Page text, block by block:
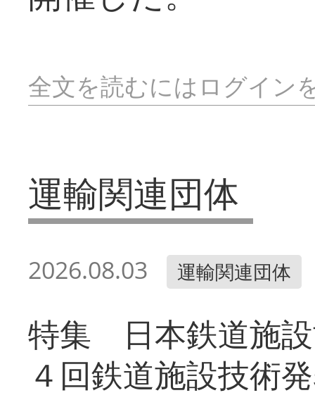
全文を読むにはログイン
運輸関連団体
2026.08.03 運輸関連団体
特集 日本鉄道施
４回鉄道施設技術